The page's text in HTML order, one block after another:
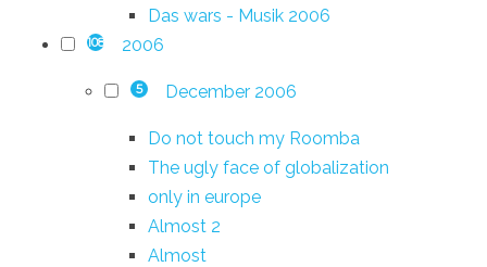
Das wars - Musik 2006
108 2006
5 December 2006
Do not touch my Roomba
The ugly face of globalization
only in europe
Almost 2
Almost